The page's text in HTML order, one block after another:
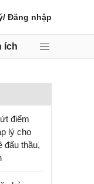
/ Đăng nhập
ích
điểm
lý cho
đấu thầu,